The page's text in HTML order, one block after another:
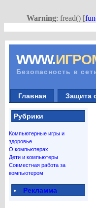
Warning: fread() [
WWW.
Безопасность в
Главная Защита
Рубрики
Компьютерные игры и
здоровье
О компьютерах
Дети и компьютеры
Совместная работа за
компьютером
Рекламма